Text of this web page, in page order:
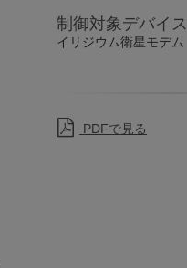
制御対象デバイス
イリジウム衛星モデム
PDFで見る